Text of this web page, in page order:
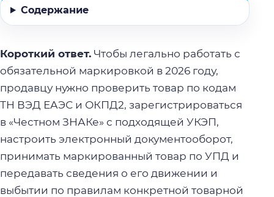
Содержание
Короткий ответ. Чтобы легально работать с
обязательной маркировкой в 2026 году,
продавцу нужно проверить товар по кодам
ТН ВЭД ЕАЭС и ОКПД2, зарегистрироваться
в «Честном ЗНАКе» с подходящей УКЭП,
настроить электронный документооборот,
принимать маркированный товар по УПД и
передавать сведения о его движении и
выбытии по правилам конкретной товарной